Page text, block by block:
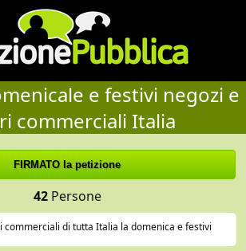
e festivi negozi e
commerciali Italia
42Persone
commerciali di tutta Italia la domenica e festivi